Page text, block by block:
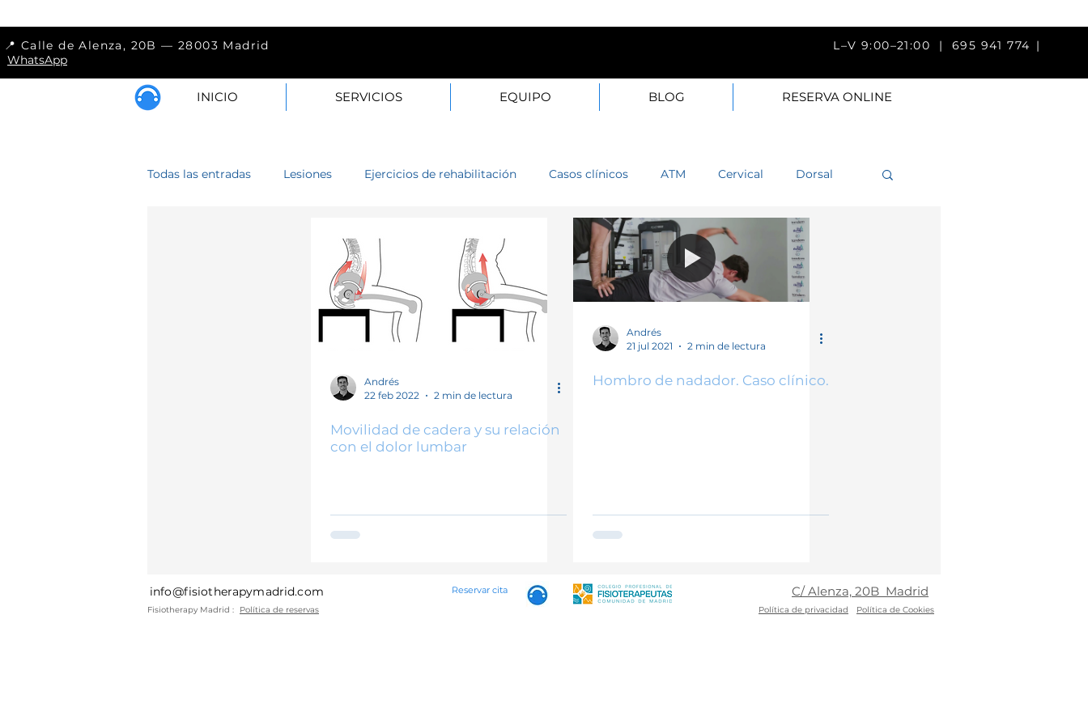
📍 Calle de Alenza, 20B — 28003 Madrid L–V 9:00–21:00 |695 941 774 |
WhatsApp
INICIO SERVICIOS EQUIPO BLOG RESERVA ONLINE
Todas las entradas Lesiones Ejercicios de rehabilitación Casos clínicos ATM Cervical Dorsal
Codo Cadera Tobillo Cabeza Brazo
Pierna Pie Mano Espalda Técnicas fisioterapia Fisioterapia
Andrés
22 feb 2022
2 min de lectura
Movilidad de cadera y su relación
con el dolor lumbar
Andrés
21 jul 2021
2 min de lectura
Hombro de nadador. Caso clínico.
info@fisiotherapymadrid.com
Fisiotherapy Madrid : Política de reservas
Reservar cita C/ Alenza, 20B Madrid
Política de privacidad Política de Cookies